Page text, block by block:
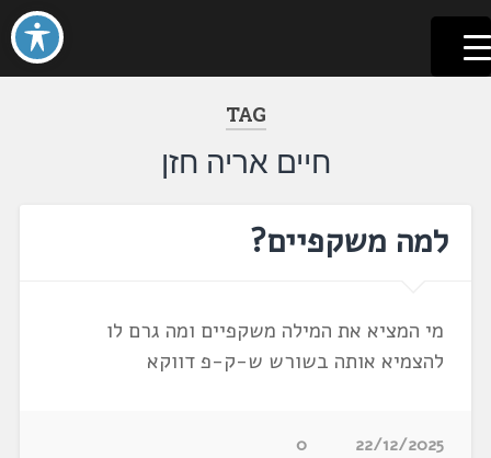
דלג
לתוכן
לשוניאדה
עברית. לשון. שפה
TAG
חיים אריה חזן
למה משקפיים?
מי המציא את המילה משקפיים ומה גרם לו
להצמיא אותה בשורש ש-ק-פ דווקא
22/12/2025
0